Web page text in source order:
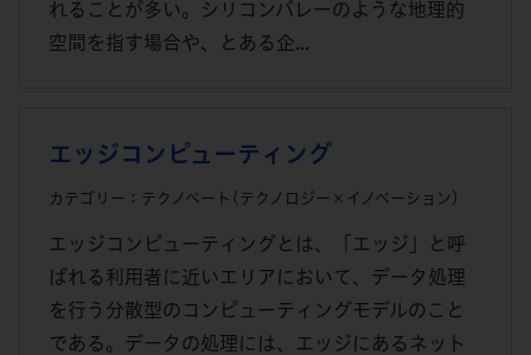
れることが多い。シリコンバレーのような地理的
空間を指す場合や、とある企...
エッジコンピューティング
カテゴリー：テクノベート(テクノロジー×イノベーション)
エッジコンピューティングとは、「エッジ」と呼
ばれる利用者に近いエリアにおいて、データ処理
を行う分散型のコンピューティングモデルのこと
である。データの処理には、エッジにあるネット